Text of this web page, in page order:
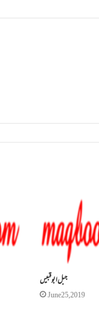
جبل ابو قبیس
June 25, 2019